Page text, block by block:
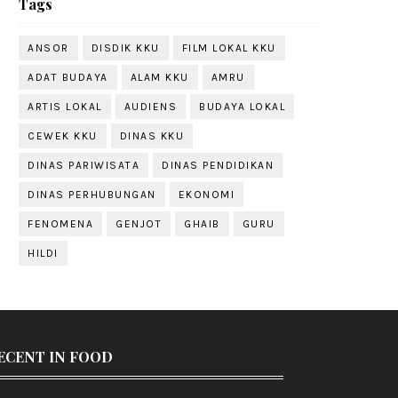
Tags
ANSOR DISDIK KKU FILM LOKAL KKU
ADAT BUDAYA ALAM KKU AMRU
ARTIS LOKAL AUDIENS BUDAYA LOKAL
CEWEK KKU DINAS KKU
DINAS PARIWISATA DINAS PENDIDIKAN
DINAS PERHUBUNGAN EKONOMI
FENOMENA GENJOT GHAIB GURU
HILDI
IN FOOD